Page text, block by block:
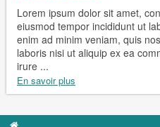
Lorem ipsum dolor sit amet,
eiusmod tempor incididunt ut
enim ad minim veniam, quis
laboris nisi ut aliquip ex ea
irure ...
En savoir plus